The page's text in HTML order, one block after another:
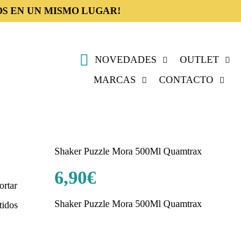
EN UN MISMO LUGAR!
NOVEDADES
OUTLET
MARCAS
CONTACTO
Shaker Puzzle Mora 500Ml Quamtrax
6,90€
Shaker Puzzle Mora 500Ml Quamtrax